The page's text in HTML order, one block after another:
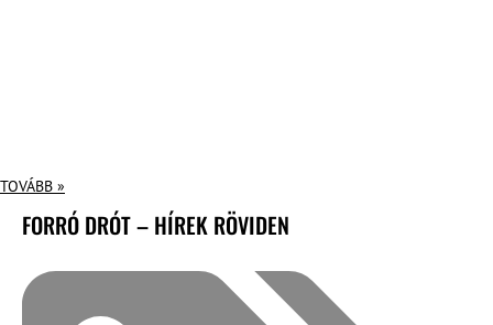
TOVÁBB »
FORRÓ DRÓT – HÍREK RÖVIDEN